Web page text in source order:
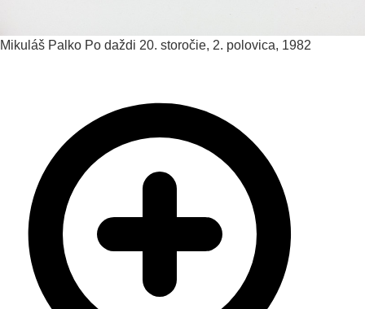
Mikuláš Palko Po daždi 20. storočie, 2. polovica, 1982